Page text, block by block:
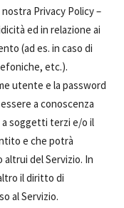
Privacy Policy –
ed in relazione ai
(ad es. in caso di
etc.).
utente e la password
a conoscenza
a soggetti terzi e/o il
e che potrà
altrui del Servizio. In
il diritto di
al Servizio.